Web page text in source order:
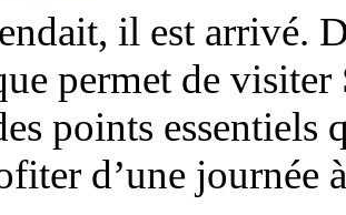
il est arrivé.
permet de visiter
points
d’une journée